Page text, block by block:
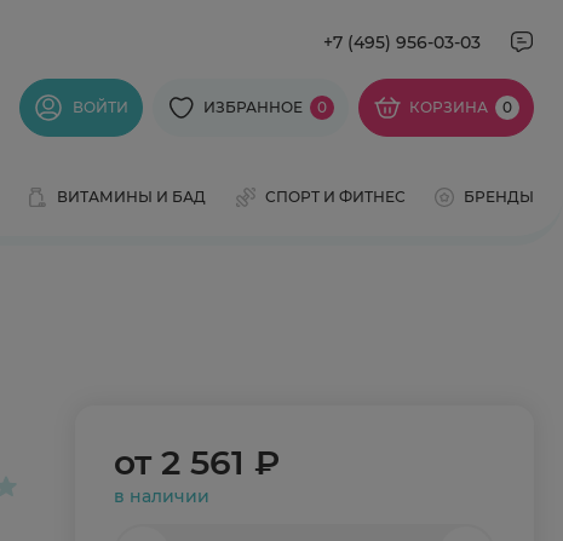
+7 (495) 956-03-03
ВОЙТИ ИЗБРАННОЕ 0 КОРЗИНА 0
ВИТАМИНЫ И БАД СПОРТ И ФИТНЕС БРЕНДЫ
от 2 561 ₽
в наличии